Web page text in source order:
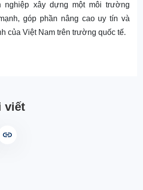
nghiệp xây dựng một môi trường
góp phần nâng cao uy tín và
của Việt Nam trên trường quốc tế.
viết